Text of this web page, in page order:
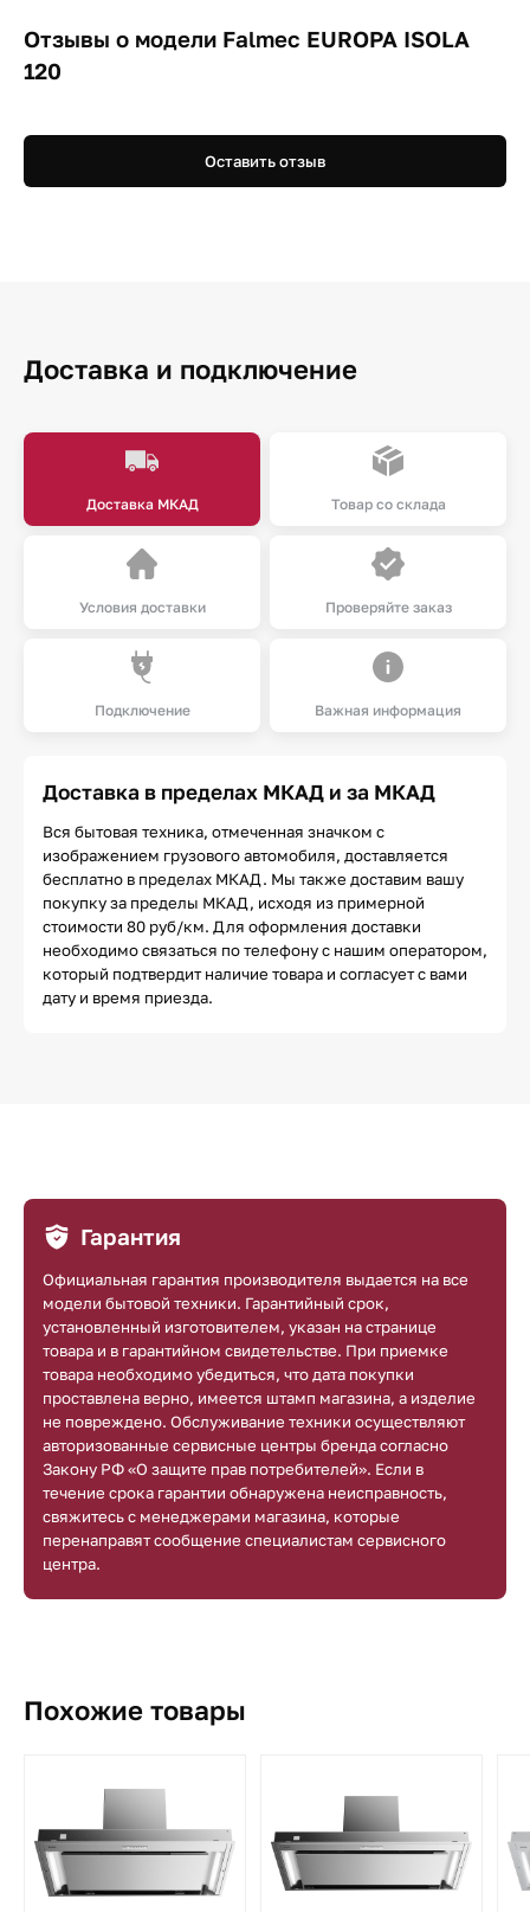
Отзывы о модели Falmec EUROPA ISOLA
120
Оставить отзыв
Доставка и подключение
Доставка МКАД Товар со склада
Условия доставки Проверяйте заказ
Подключение Важная информация
Доставка в пределах МКАД и за МКАД
Вся бытовая техника, отмеченная значком с
изображением грузового автомобиля, доставляется
бесплатно в пределах МКАД. Мы также доставим вашу
покупку за пределы МКАД, исходя из примерной
стоимости 80 руб/км. Для оформления доставки
необходимо связаться по телефону с нашим оператором,
который подтвердит наличие товара и согласует с вами
дату и время приезда.
Гарантия
Официальная гарантия производителя выдается на все
модели бытовой техники. Гарантийный срок,
установленный изготовителем, указан на странице
товара и в гарантийном свидетельстве. При приемке
товара необходимо убедиться, что дата покупки
проставлена верно, имеется штамп магазина, а изделие
не повреждено. Обслуживание техники осуществляют
авторизованные сервисные центры бренда согласно
Закону РФ «О защите прав потребителей». Если в
течение срока гарантии обнаружена неисправность,
свяжитесь с менеджерами магазина, которые
перенаправят сообщение специалистам сервисного
центра.
Похожие товары